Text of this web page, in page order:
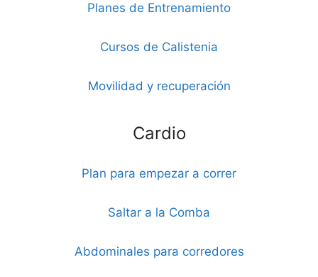
Planes de Entrenamiento
Cursos de Calistenia
Movilidad y recuperación
Cardio
Plan para empezar a correr
Saltar a la Comba
Abdominales para corredores